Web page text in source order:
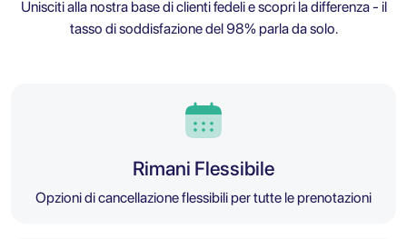
Unisciti alla nostra base di clienti fedeli e scopri la differenza - il
tasso di soddisfazione del 98% parla da solo.
Rimani Flessibile
Opzioni di cancellazione flessibili per tutte le prenotazioni